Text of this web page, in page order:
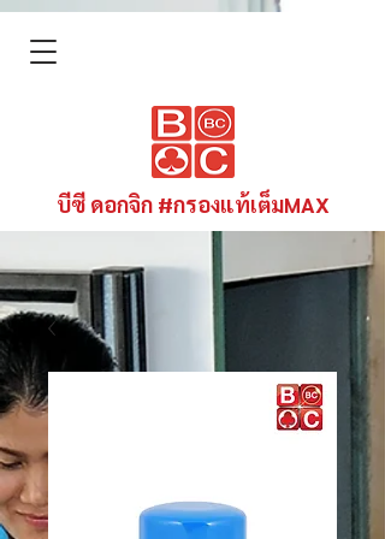
บีซี ดอกจิก #กรองแท้เต็มMAX